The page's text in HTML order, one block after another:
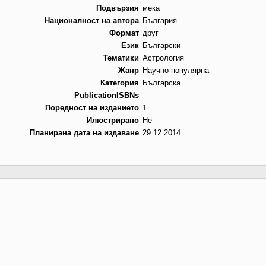
Подвързия мека
Националност на автора България
Формат друг
Език Български
Тематики Астрология
Жанр Научно-популярна
Категория Българска
PublicationISBNs
Поредност на изданието 1
Илюстрирано Не
Планирана дата на издаване 29.12.2014